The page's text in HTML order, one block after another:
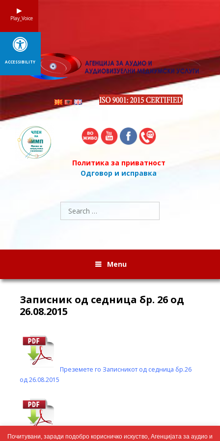
Политика за приватност
Одговор и исправка
Search
for:
Menu
Записник од седница бр. 26 од
26.08.2015
Преземете го Записникот од седница бр.26
од 26.08.2015
Преземете го Записникот од првото
Почитувани, заради подобро корисничко искуство, Агенцијата за аудио и
Play_Voice
ACCESSIBILITY